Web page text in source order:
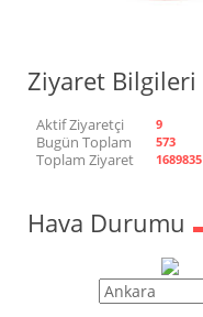
Ziyaret Bilgileri
Aktif Ziyaretçi 9
Bugün Toplam 573
Toplam Ziyaret 1689835
Hava Durumu